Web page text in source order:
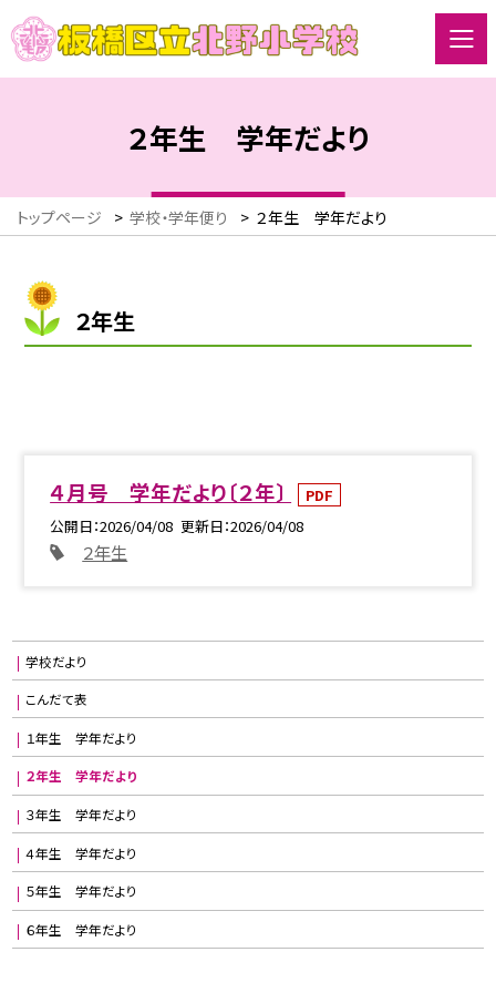
２年生 学年だより
トップページ > 学校・学年便り > ２年生 学年だより
２年生
４月号 学年だより〔２年〕
PDF
公開日 2026/04/08 更新日 2026/04/08
２年生
学校だより
こんだて表
１年生 学年だより
２年生 学年だより
３年生 学年だより
４年生 学年だより
５年生 学年だより
６年生 学年だより